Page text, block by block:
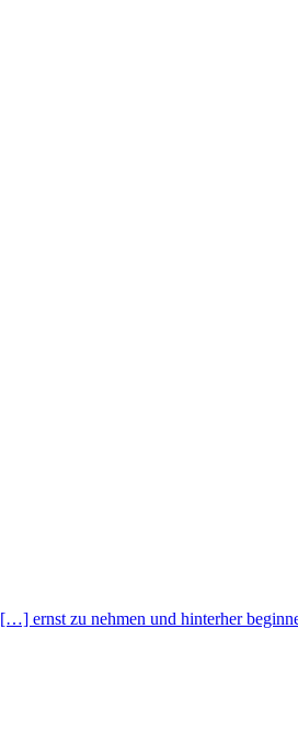
[…] ernst zu nehmen und hinterher